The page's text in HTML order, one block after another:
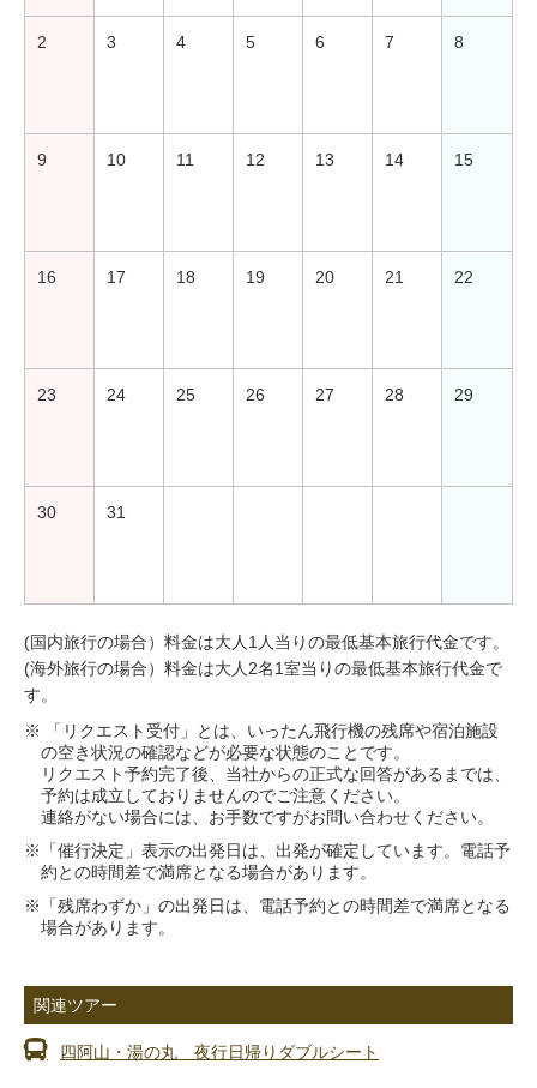
2 3 4 5 6 7 8
9 10 11 12 13 14 15
16 17 18 19 20 21 22
23 24 25 26 27 28 29
30 31
(国内旅行の場合）料金は大人1人当りの最低基本旅行代金です。
(海外旅行の場合）料金は大人2名1室当りの最低基本旅行代金で
す。
※ 「リクエスト受付」とは、いったん飛行機の残席や宿泊施設
の空き状況の確認などが必要な状態のことです。
リクエスト予約完了後、当社からの正式な回答があるまでは、
予約は成立しておりませんのでご注意ください。
連絡がない場合には、お手数ですがお問い合わせください。
※「催行決定」表示の出発日は、出発が確定しています。電話予
約との時間差で満席となる場合があります。
※「残席わずか」の出発日は、電話予約との時間差で満席となる
場合があります。
関連ツアー
四阿山・湯の丸 夜行日帰りダブルシート